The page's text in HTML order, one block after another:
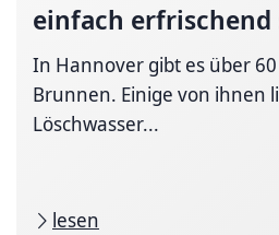
einfach erfrischend
In Hannover gibt es über
Brunnen. Einige von ihnen
Löschwasser...
lesen